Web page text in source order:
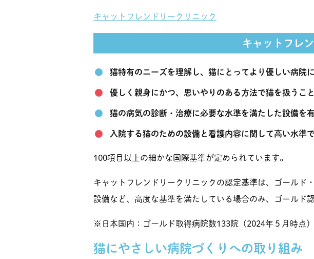
キャットフレンドリークリニック
キャットフレ
猫特有のニーズを理解し、猫にとってより優しい病院
優しく親身にかつ、思いやりのある方法で猫を扱うこ
猫の病気の診断・治療に必要な水準を満たした設備を
入院する猫のための設備と看護内容に関して高い水準
100項目以上の細かな国際基準が定められています。
キャットフレンドリークリニックの認定基準は、ゴールド
設備など、高度な基準を満たしている場合のみ、ゴールド
※日本国内：ゴールド取得病院数133院（2024年５月時点）
猫にやさしい病院づくりへの取り組み